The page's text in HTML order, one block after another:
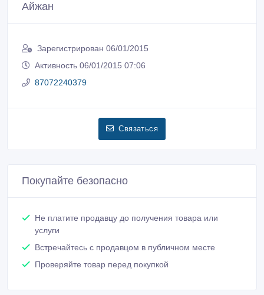
Айжан
Зарегистрирован 06/01/2015
Активность 06/01/2015 07:06
87072240379
Связаться
Покупайте безопасно
Не платите продавцу до получения товара или
услуги
Встречайтесь с продавцом в публичном месте
Проверяйте товар перед покупкой